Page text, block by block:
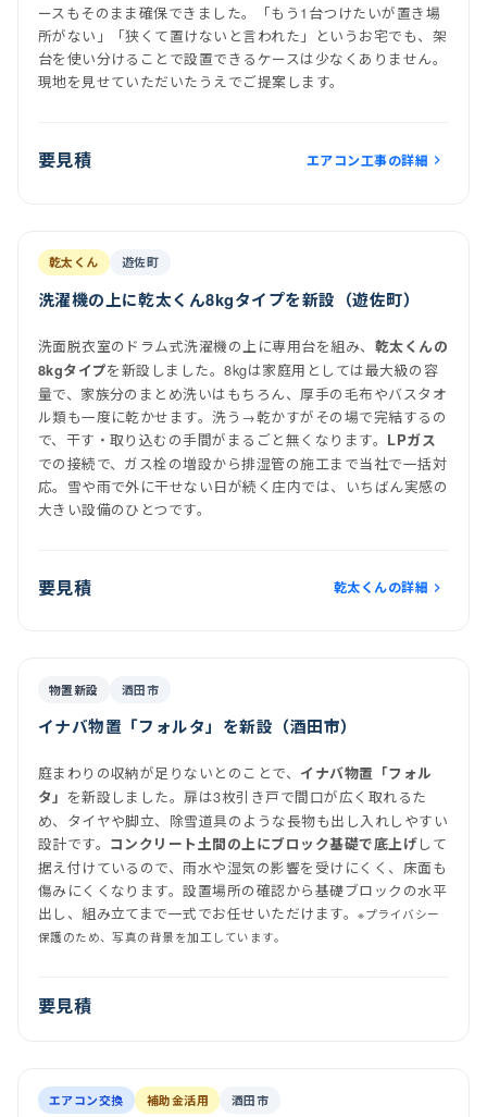
ースもそのまま確保できました。「もう1台つけたいが置き場
所がない」「狭くて置けないと言われた」というお宅でも、架
台を使い分けることで設置できるケースは少なくありません。
現地を見せていただいたうえでご提案します。
要見積 エアコン工事の詳細
施工後
乾太くん 遊佐町
洗濯機の上に乾太くん8kgタイプを新設（遊佐町）
洗面脱衣室のドラム式洗濯機の上に専用台を組み、 乾太くんの
8kgタイプを新設しました。8kgは家庭用としては最大級の容
量で、家族分のまとめ洗いはもちろん、厚手の毛布やバスタオ
ル類も一度に乾かせます。洗う→乾かすがその場で完結するの
で、干す・取り込むの手間がまるごと無くなります。 LPガス
での接続で、ガス栓の増設から排湿管の施工まで当社で一括対
応。雪や雨で外に干せない日が続く庄内では、いちばん実感の
大きい設備のひとつです。
要見積 乾太くんの詳細
施工後
物置新設 酒田市
イナバ物置「フォルタ」を新設（酒田市）
庭まわりの収納が足りないとのことで、 イナバ物置「フォル
タ」 を新設しました。扉は3枚引き戸で間口が広く取れるた
め、タイヤや脚立、除雪道具のような長物も出し入れしやすい
設計です。 コンクリート土間の上にブロック基礎で底上げして
据え付けているので、雨水や湿気の影響を受けにくく、床面も
傷みにくくなります。設置場所の確認から基礎ブロックの水平
出し、組み立てまで一式でお任せいただけます。※プライバシー
保護のため、写真の背景を加工しています。
要見積
施工後 室内機 室外機
エアコン交換 補助金活用 酒田市